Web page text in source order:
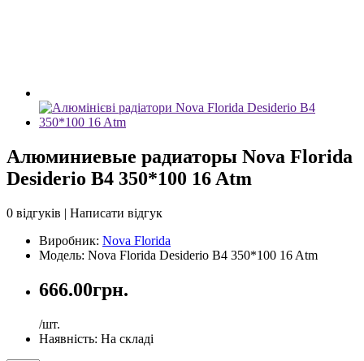
Алюминиевые радиаторы Nova Florida
Desiderio B4 350*100 16 Atm
0 відгуків | Написати відгук
Виробник: Nova Florida
Модель: Nova Florida Desiderio B4 350*100 16 Atm
666.00грн.
/шт.
Наявність: На складі